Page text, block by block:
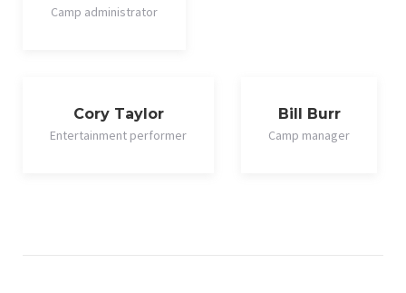
Camp administrator
Cory Taylor
Entertainment performer
Bill Burr
Camp manager